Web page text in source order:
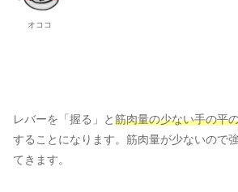
オココ
レバーを「握る」と筋肉量の少ない手の平
することになります。筋肉量が少ないので
てきます。